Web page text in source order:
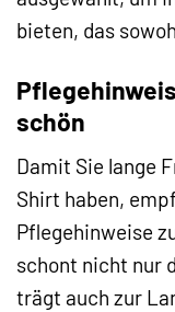
bieten, das
schön
Damit Sie lange
Shirt haben,
Pflegehinweise
schont nicht nur
trägt auch zur